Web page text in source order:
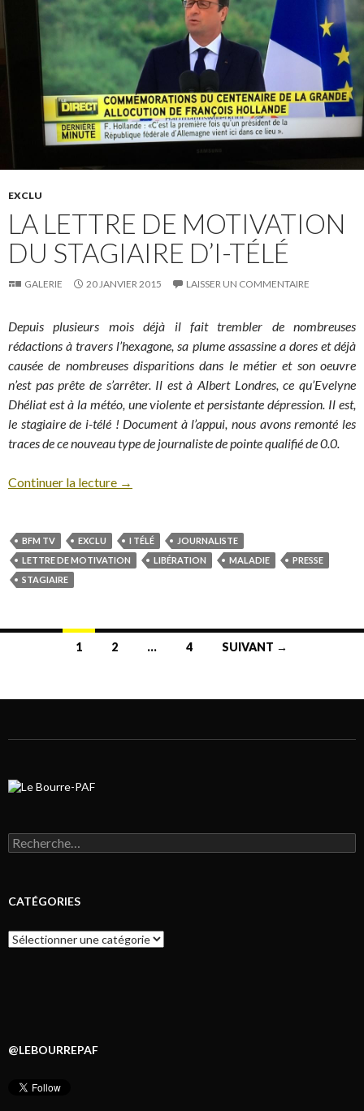
EXCLU
LA LETTRE DE MOTIVATION
DU STAGIAIRE D’I-TÉLÉ
GALERIE 20 JANVIER 2015 LAISSER UN COMMENTAIRE
Depuis plusieurs mois déjà il fait trembler de nombreuses
rédactions à travers l’hexagone, sa plume assassine a dores et déjà
causée de nombreuses disparitions dans le métier et son oeuvre
n’est pas prête de s’arrêter. Il est à Albert Londres, ce qu’Evelyne
Dhéliat est à la météo, une violente et persistante dépression. Il est,
le stagiaire de i-télé ! Document à l’appui, nous avons remonté les
traces de ce nouveau type de journaliste de pointe qualifié de 0.0.
Continuer la lecture →
BFM TV EXCLU I TÉLÉ
JOURNALISTE
LETTRE DE MOTIVATION
LIBÉRATION MALADIE
PRESSE
STAGIAIRE
1 2 … 4 SUIVANT →
Rechercher :
CATÉGORIES
Catégories
@LEBOURREPAF